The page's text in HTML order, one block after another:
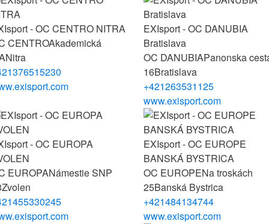
- OC CENTRO NITRA
CENTROAkademická
Nitra
EXIsport - OC DANUBIA
Bratislava
OC DANUBIAPanonska
16Bratislava
+421263531125
www.exisport.com
- OC EUROPA
EUROPANámestie SNP
Zvolen
EXIsport - OC EUROPE
BANSKÁ BYSTRICA
OC EUROPENa troskách
25Banská Bystrica
+421484134744
www.exisport.com